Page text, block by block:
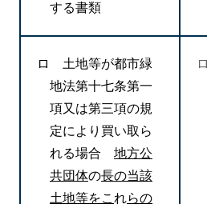
する書類
ロ 土地等が都市緑
地法第十七条第一
項又は第三項の規
定により買い取ら
れる場合 地方公
共団体の長の当該
土地等をこ れらの